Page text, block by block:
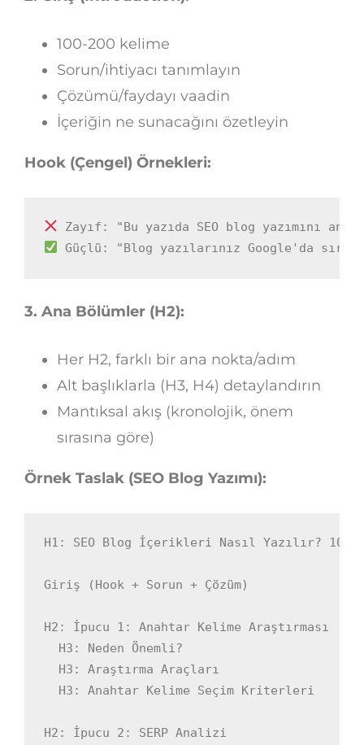
100-200 kelime
Sorun/ihtiyacı tanımlayın
Çözümü/faydayı vaadin
İçeriğin ne sunacağını özetleyin
Hook (Çengel) Örnekleri:
Güçlü: "Blog yazılarınız Google'da
3. Ana Bölümler (H2):
Her H2, farklı bir ana nokta/adım
Alt başlıklarla (H3, H4) detaylandırın
Mantıksal akış (kronolojik, önem
sırasına göre)
Örnek Taslak (SEO Blog Yazımı):
H1: SEO Blog İçerikleri Nasıl Yazılır? 10
Giriş (Hook + Sorun + Çözüm)
H2: İpucu 1: Anahtar Kelime Araştırması
  H3: Neden Önemli?
  H3: Araştırma Araçları
  H3: Anahtar Kelime Seçim Kriterleri
H2: İpucu 2: SERP Analizi